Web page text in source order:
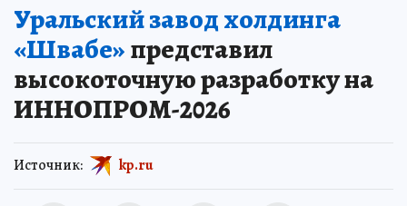
Уральский завод холдинга
«Швабе»представил
высокоточную разработку на
ИННОПРОМ-2026
Источник: kp.ru